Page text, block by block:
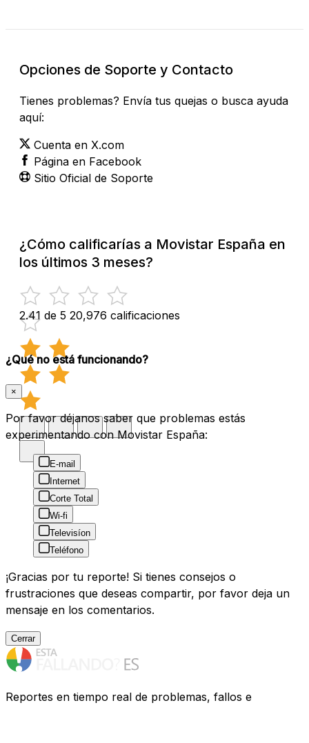
Opciones de Soporte y Contacto
Tienes problemas? Envía tus quejas o busca ayuda
aquí:
Cuenta en X.com
Página en Facebook
Sitio Oficial de Soporte
¿Cómo calificarías a Movistar España en
los últimos 3 meses?
2.41 de 5 20,976 calificaciones
¿Qué no está funcionando?
×
Por favor déjanos saber que problemas estás
experimentando con Movistar España:
E-mail
Internet
Corte Total
Wi-fi
Televisíon
Teléfono
¡Gracias por tu reporte! Si tienes consejos o
frustraciones que deseas compartir, por favor deja un
mensaje en los comentarios.
Cerrar
Reportes en tiempo real de problemas, fallos e